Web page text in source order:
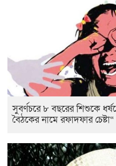
সুবর্ণচরে ৮ বছরের শিশুকে
বৈঠকের নামে রফাদফার চেষ্টা“